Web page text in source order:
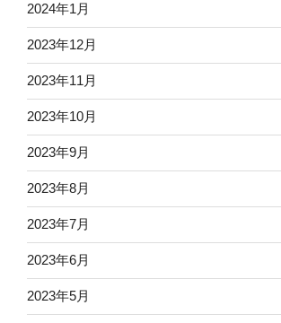
2024年1月
2023年12月
2023年11月
2023年10月
2023年9月
2023年8月
2023年7月
2023年6月
2023年5月